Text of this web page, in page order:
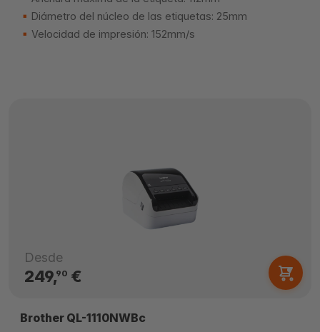
Diámetro del núcleo de las etiquetas: 25mm
Velocidad de impresión: 152mm/s
Desde
249,90€
Brother QL-1110NWBc